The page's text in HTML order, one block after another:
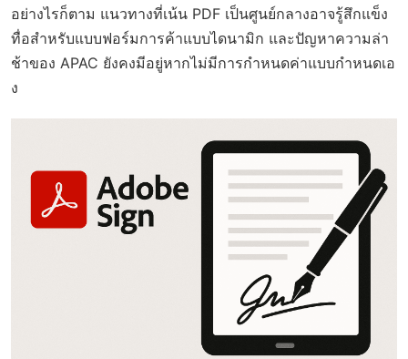
อย่างไรก็ตาม แนวทางที่เน้น PDF เป็นศูนย์กลางอาจรู้สึกแข็ง
ทื่อสำหรับแบบฟอร์มการค้าแบบไดนามิก และปัญหาความล่า
ช้าของ APAC ยังคงมีอยู่หากไม่มีการกำหนดค่าแบบกำหนดเอ
ง